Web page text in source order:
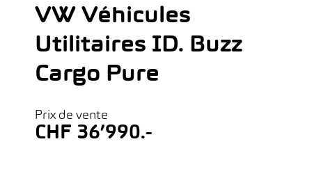
VW Véhicules
Utilitaires ID. Buzz
Cargo Pure
Prix de vente
CHF 36’990.-